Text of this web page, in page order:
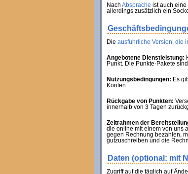
Nach Absprache ist auch
allerdings zusätzlich ein
Die ausführliche Version, die
Angebotene Dienstleistung:
Punkt. Die Punkte-Pakete
Nutzungsbedingungen: Es
Konten.
Rückgabe von Punkten:
innerhalb von 3 Tagen
Zeitrahmen der
die online mit einem von uns
gegen Rechnung bezahlen,
gutzuschreiben und die
Daten (optional: mit
Zugriff auf die täglich auf